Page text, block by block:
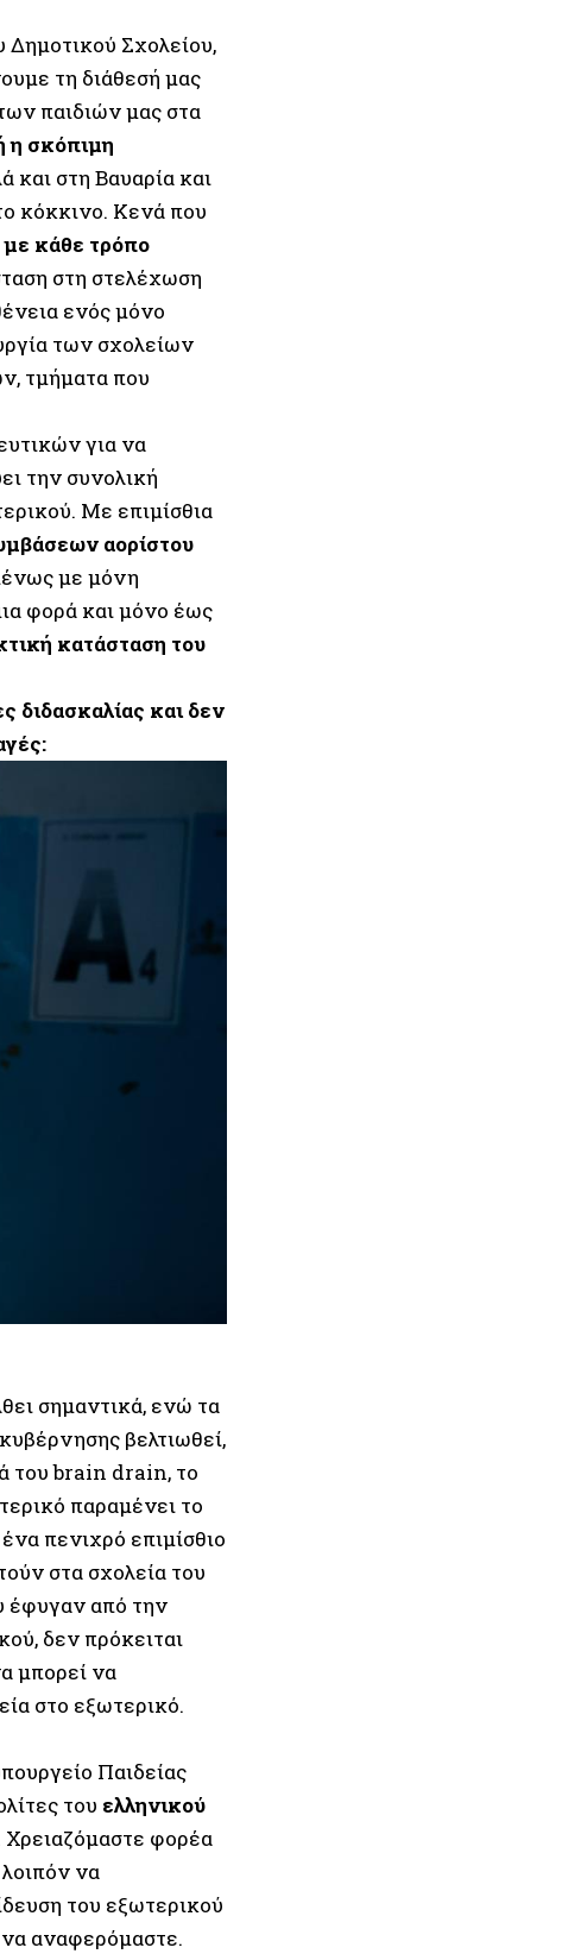
Σχολείου,
τη διάθεσή μας
παιδιών μας στα
η σκόπιμη
και στη Βαυαρία και
κόκκινο. Κενά που
κάθε τρόπο
στη στελέχωση
ενός μόνο
των σχολείων
τμήματα που
για να
την συνολική
Με επιμίσθια
αορίστου
με μόνη
φορά και μόνο έως
κατάσταση του
διδασκαλίας και δεν
σημαντικά, ενώ τα
βελτιωθεί,
του brain drain, το
παραμένει το
πενιχρό επιμίσθιο
στα σχολεία του
έφυγαν από την
δεν πρόκειται
μπορεί να
στο εξωτερικό.
Παιδείας
του ελληνικού
φορέα
να
του εξωτερικού
αναφερόμαστε.